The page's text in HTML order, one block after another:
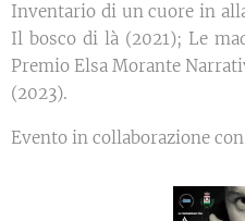
Inventario di un cuore in
Il bosco di là (2021); Le
Premio Elsa Morante
(2023).
Evento in collaborazione con